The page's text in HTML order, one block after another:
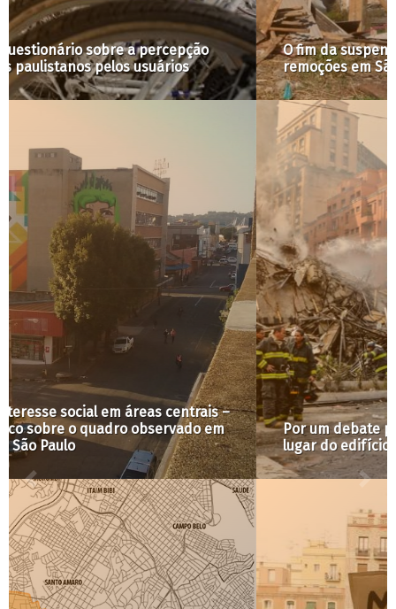
O fim da suspensão da ADPF e a retomada das
remoções em São Paulo
Por um debate público sobre fazer habitação no
lugar do edifício Wilton Paes de Almeida